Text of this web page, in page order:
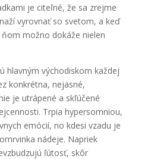
je citeľné, že sa zrejme
vyrovnať so svetom, a keď
možno dokáže nielen
hlavným východiskom každej
konkrétna, nejasné,
je utrápené a skľúčené
Trpia hypersomniou,
emócií, no kdesi vzadu je
nádeje. Napriek
ľútosť, skôr